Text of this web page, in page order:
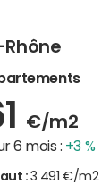
€/m2
6 mois : +3 %
: 3 491 €/m2